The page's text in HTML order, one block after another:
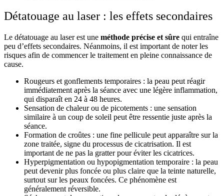
Détatouage au laser : les effets secondaires
Le détatouage au laser est une méthode précise et sûre qui entraîne
peu d’effets secondaires. Néanmoins, il est important de noter les
risques afin de commencer le traitement en pleine connaissance de
cause.
Rougeurs et gonflements temporaires : la peau peut réagir
immédiatement après la séance avec une légère inflammation,
qui disparaît en 24 à 48 heures.
Sensation de chaleur ou de picotements : une sensation
similaire à un coup de soleil peut être ressentie juste après la
séance.
Formation de croûtes : une fine pellicule peut apparaître sur la
zone traitée, signe du processus de cicatrisation. Il est
important de ne pas la gratter pour éviter les cicatrices.
Hyperpigmentation ou hypopigmentation temporaire : la peau
peut devenir plus foncée ou plus claire que la teinte naturelle,
surtout sur les peaux foncées. Ce phénomène est
généralement réversible.